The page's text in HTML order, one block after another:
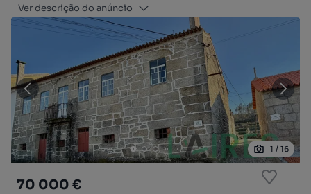
Ver descrição do anúncio
1 / 16
70 000 €